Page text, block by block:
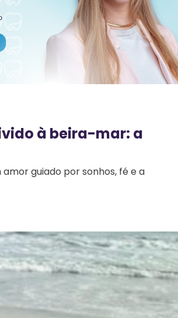
à beira-mar: a
amor guiado por sonhos, fé e a